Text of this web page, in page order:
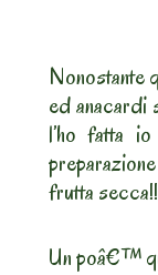
Nonostante
ed anacardi
l’ho fatta
frutta secca!!
Un poâ€™